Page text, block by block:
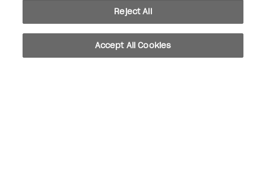
Reject All
Accept All Cookies